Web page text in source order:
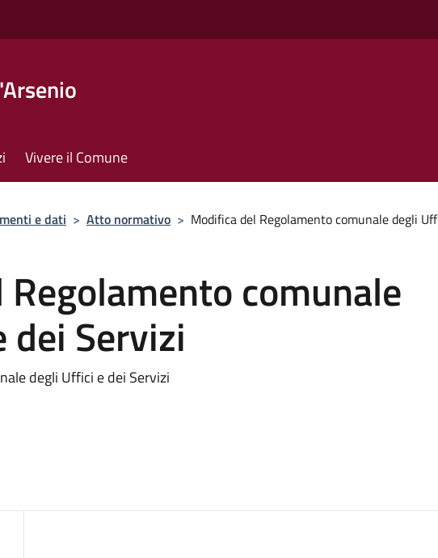
Vivere il Comune
e dati > Atto normativo > Modifica del Regolamento comunale degli
comunale
Servizi
degli Uffici e dei Servizi